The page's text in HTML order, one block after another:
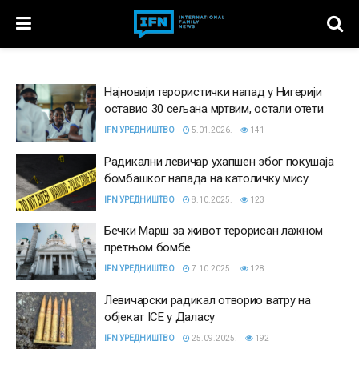
Најновији терористички напад у Нигерији
оставио 30 сељана мртвим, остали отети
IFN УРЕДНИШТВО 5.01.2026. 141
Радикални левичар ухапшен због покушаја
бомбашког напада на католичку мису
IFN УРЕДНИШТВО 8.10.2025. 123
Бечки Марш за живот терорисан лажном
претњом бомбе
IFN УРЕДНИШТВО 7.10.2025. 128
Левичарски радикал отворио ватру на
објекат ICE у Даласу
IFN УРЕДНИШТВО 25.09.2025. 192